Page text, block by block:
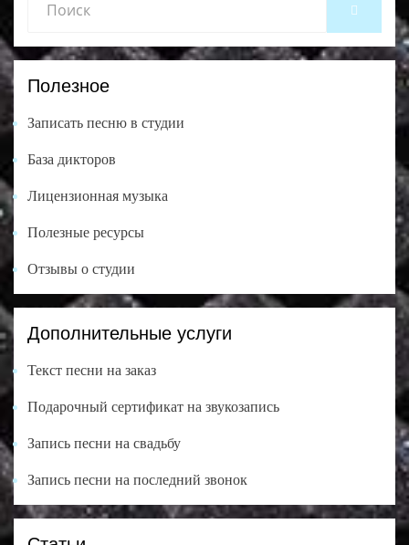
for:
SEARCH
Полезное
Записать песню в студии
База дикторов
Лицензионная музыка
Полезные ресурсы
Отзывы о студии
Дополнительные услуги
Текст песни на заказ
Подарочный сертификат на звукозапись
Запись песни на свадьбу
Запись песни на последний звонок